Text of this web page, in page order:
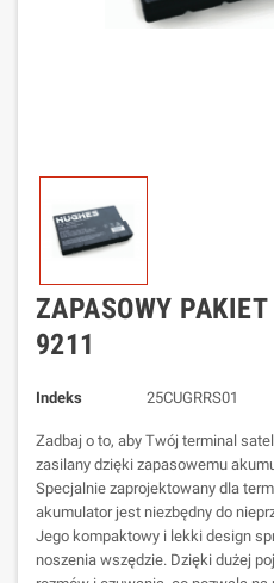
ZAPASOWY
9211
Indeks 25CUGRRS01
Zadbaj o to, aby Twój terminal
zasilany dzięki zapasowemu
Specjalnie zaprojektowany dla
akumulator jest niezbędny do
Jego kompaktowy i lekki design
noszenia wszędzie. Dzięki dużej